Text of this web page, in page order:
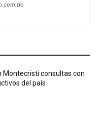
Montecristi consultas con
del país